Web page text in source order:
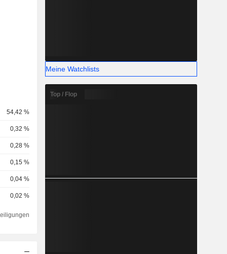
54,42 %
0,32 %
0,28 %
0,15 %
0,04 %
0,02 %
Meine Watchlists
Top / Flop